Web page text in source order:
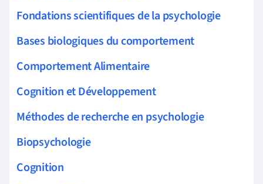
Fondations scientifiques de la psychologie
Bases biologiques du comportement
Comportement Alimentaire
Cognition et Développement
Méthodes de recherche en psychologie
Biopsychologie
Cognition